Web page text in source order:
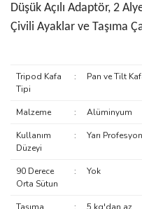
Düşük Açılı Adaptör, 2
Çivili Ayaklar ve Taşıma
Tripod Kafa
Tipi
: Pan ve Tilt
Malzeme : Alüminyum
Kullanım
Düzeyi
: Yarı
90 Derece
Orta Sütun
: Yok